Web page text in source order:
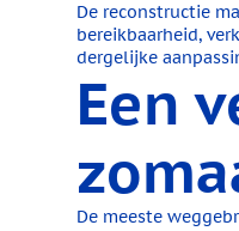
De reconstructie
bereikbaarheid,
dergelijke
Een
De meeste